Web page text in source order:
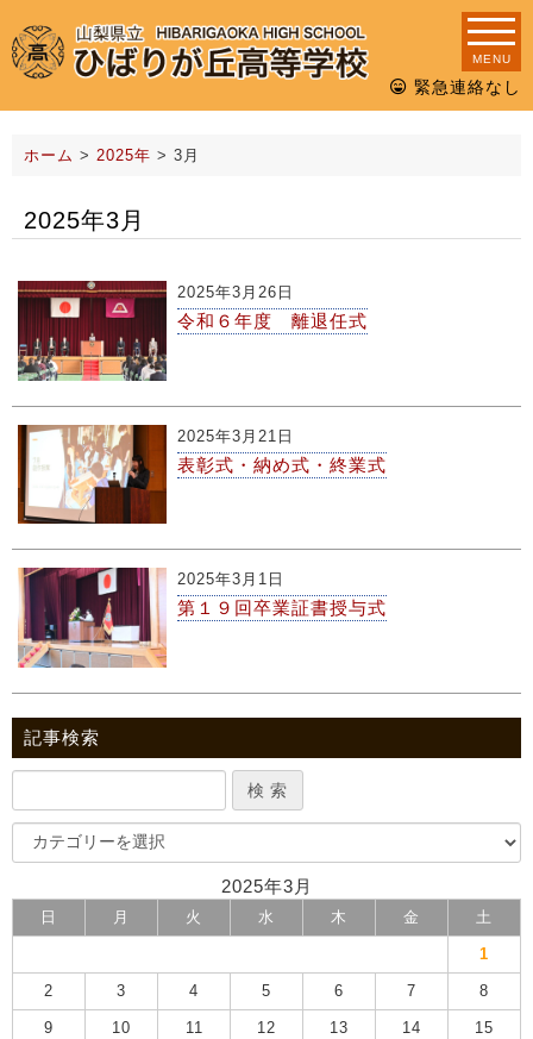
MENU
緊急連絡なし
ホーム > 2025年 > 3月
2025年3月
2025年3月26日
令和６年度 離退任式
2025年3月21日
表彰式・納め式・終業式
2025年3月1日
第１９回卒業証書授与式
記事検索
2025年3月
日 月 火 水 木 金 土
1
2 3 4 5 6 7 8
9 10 11 12 13 14 15